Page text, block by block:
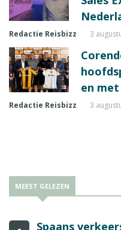
Redactie Reisbizz 3
en met
Redactie Reisbizz 3
MEEST GELEZEN
Spaans